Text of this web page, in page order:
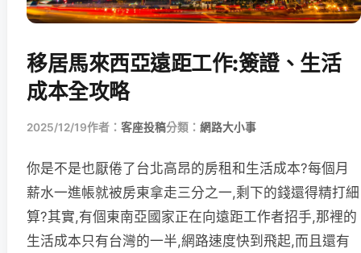
移居馬來西亞遠距工作:簽證、生活
成本全攻略
2025/12/19作者： 客座投稿分類： 網路大小事
你是不是也厭倦了台北高昂的房租和生活成本?每個月
薪水一進帳就被房東拿走三分之一,剩下的錢還得精打細
算?其實,有個東南亞國家正在向遠距工作者招手,那裡的
生活成本只有台灣的一半,網路速度快到飛起,而且還有